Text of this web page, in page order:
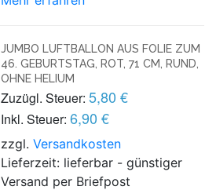
JUMBO LUFTBALLON AUS FOLIE ZUM
46. GEBURTSTAG, ROT, 71 CM, RUND,
OHNE HELIUM
Zuzügl. Steuer: 5,80 €
Inkl. Steuer: 6,90 €
zzgl.Versandkosten
Lieferzeit: lieferbar - günstiger
Versand per Briefpost